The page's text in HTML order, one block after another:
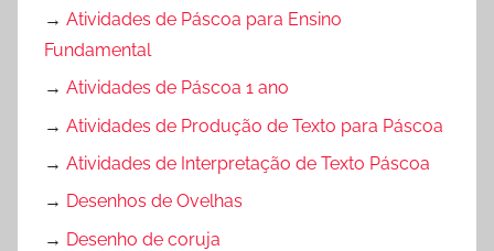
→ Atividades de Páscoa para Ensino
Fundamental
→ Atividades de Páscoa 1 ano
→ Atividades de Produção de Texto para Páscoa
→ Atividades de Interpretação de Texto Páscoa
→ Desenhos de Ovelhas
→ Desenho de coruja